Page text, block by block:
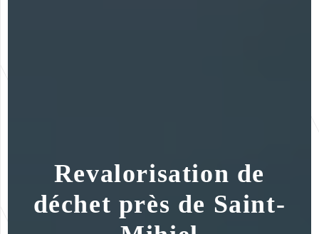
Revalorisation de
déchet près de Saint-